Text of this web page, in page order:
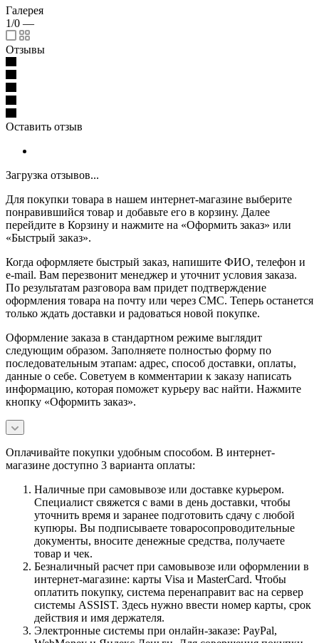
Галерея
1/0 —
Отзывы
Оставить отзыв
Загрузка отзывов...
Для покупки товара в нашем интернет-магазине выберите
понравившийся товар и добавьте его в корзину. Далее
перейдите в Корзину и нажмите на «Оформить заказ» или
«Быстрый заказ».
Когда оформляете быстрый заказ, напишите ФИО, телефон и
e-mail. Вам перезвонит менеджер и уточнит условия заказа.
По результатам разговора вам придет подтверждение
оформления товара на почту или через СМС. Теперь останется
только ждать доставки и радоваться новой покупке.
Оформление заказа в стандартном режиме выглядит
следующим образом. Заполняете полностью форму по
последовательным этапам: адрес, способ доставки, оплаты,
данные о себе. Советуем в комментарии к заказу написать
информацию, которая поможет курьеру вас найти. Нажмите
кнопку «Оформить заказ».
Оплачивайте покупки удобным способом. В интернет-
магазине доступно 3 варианта оплаты:
Наличные при самовывозе или доставке курьером.
Специалист свяжется с вами в день доставки, чтобы
уточнить время и заранее подготовить сдачу с любой
купюры. Вы подписываете товаросопроводительные
документы, вносите денежные средства, получаете
товар и чек.
Безналичный расчет при самовывозе или оформлении в
интернет-магазине: карты Visa и MasterCard. Чтобы
оплатить покупку, система перенаправит вас на сервер
системы ASSIST. Здесь нужно ввести номер карты, срок
действия и имя держателя.
Электронные системы при онлайн-заказе: PayPal,